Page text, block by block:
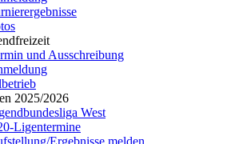
und Ausschreibung
2025/2026
West
Ligentermine
Ergebnisse melden